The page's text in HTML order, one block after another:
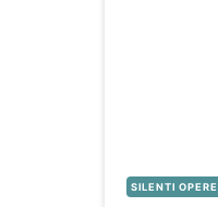
SILENTI OPERE